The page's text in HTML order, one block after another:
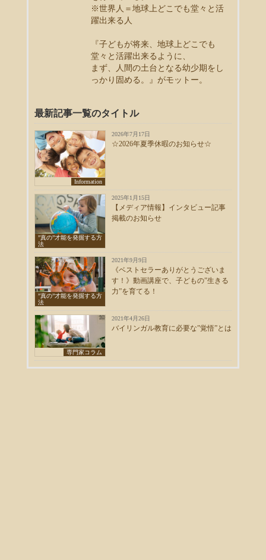
※世界人＝地球上どこでも堂々と活
躍出来る人
『子どもが将来、地球上どこでも
堂々と活躍出来るように、
まず、人間の土台となる幼少期をし
っかり固める。』がモットー。
最新記事一覧のタイトル
Information
2026年7月17日
☆2026年夏季休暇のお知らせ☆
”真の”才能を発掘する方
法
2025年1月15日
【メディア情報】インタビュー記事
掲載のお知らせ
”真の”才能を発掘する方
法
2021年9月9日
《ベストセラーありがとうございま
す！》動画講座で、子どもの”生きる
力”を育てる！
専門家コラム
2021年4月26日
バイリンガル教育に必要な”覚悟”とは